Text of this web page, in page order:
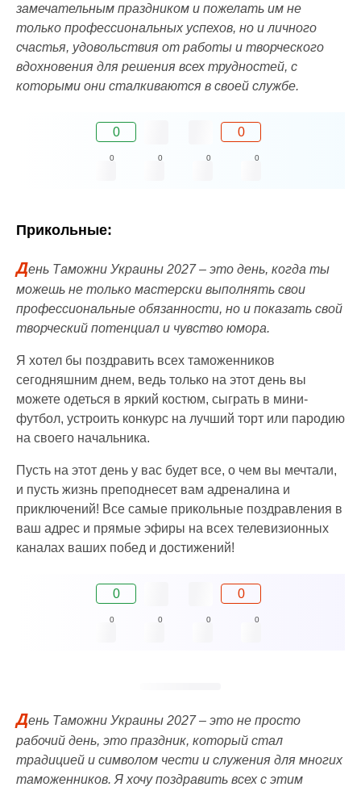
замечательным праздником и пожелать им не
только профессиональных успехов, но и личного
счастья, удовольствия от работы и творческого
вдохновения для решения всех трудностей, с
которыми они сталкиваются в своей службе.
0 0
0 0 0 0
Прикольные:
День Таможни Украины 2027 – это день, когда ты
можешь не только мастерски выполнять свои
профессиональные обязанности, но и показать свой
творческий потенциал и чувство юмора.
Я хотел бы поздравить всех таможенников
сегодняшним днем, ведь только на этот день вы
можете одеться в яркий костюм, сыграть в мини-
футбол, устроить конкурс на лучший торт или пародию
на своего начальника.
Пусть на этот день у вас будет все, о чем вы мечтали,
и пусть жизнь преподнесет вам адреналина и
приключений! Все самые прикольные поздравления в
ваш адрес и прямые эфиры на всех телевизионных
каналах ваших побед и достижений!
0 0
0 0 0 0
День Таможни Украины 2027 – это не просто
рабочий день, это праздник, который стал
традицией и символом чести и служения для многих
таможенников. Я хочу поздравить всех с этим